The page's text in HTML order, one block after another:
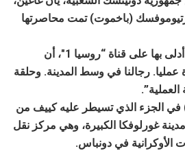
أرتيوموفسك (باخموت) تمت محاصرتها
وأكد غاغين في تصريحات أدلى بها على قناة “روسيا 1″، أن
رجالنا في وسط المدينة. وحلقة
في الجزء الذي تسيطر عليه كييف من
غورلوفكا الكبيرة، وهي مركز نقل
الأوكرانية في دونباس.